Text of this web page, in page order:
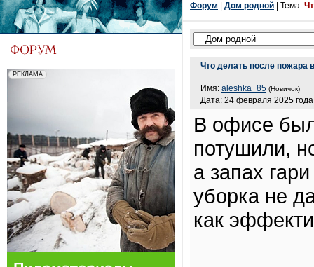
Форум Дом родной | Тема:
Что делать после пожара
Имя: aleshka_85 (Новичок)
Дата: 24 февраля 2025
В офисе
потушили,
а запах
уборка не
как